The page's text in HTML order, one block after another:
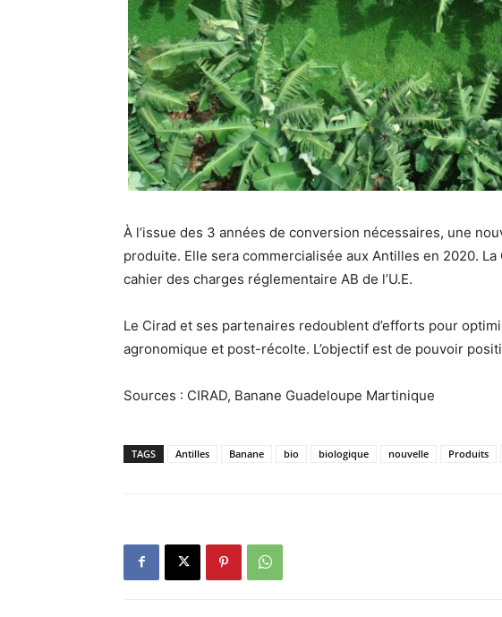
À l’issue des 3 années de conversion nécessaires, une
produite. Elle sera commercialisée aux Antilles en 2020.
cahier des charges réglementaire AB de l’U.E.
Le Cirad et ses partenaires redoublent d’efforts pour
agronomique et post-récolte. L’objectif est de pouvoir
Sources : CIRAD, Banane Guadeloupe Martinique
TAGS Antilles Banane bio biologique nouvelle Produits